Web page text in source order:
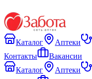
Каталог Аптеки
Контакты
Вакансии
Каталог
Аптеки